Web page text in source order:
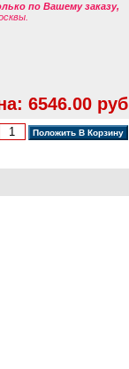
по Вашему заказу,
6546.00 руб